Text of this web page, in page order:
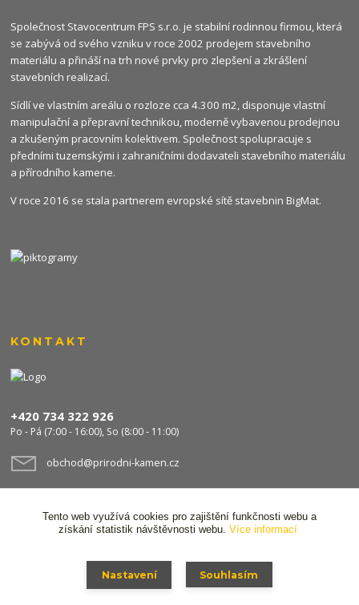
Společnost Stavocentrum FPS s.r.o. je stabilní rodinnou firmou, která
se zabývá od svého vzniku v roce 2002 prodejem stavebního
materiálu a přináší na trh nové prvky pro zlepšení a zkrášlení
stavebních realizací.
Sídlí ve vlastním areálu o rozloze cca 4.300 m2, disponuje vlastní
manipulační a přepravní technikou, moderně vybavenou prodejnou
a zkušeným pracovním kolektivem. Společnost spolupracuje s
předními tuzemskými i zahraničními dodavateli stavebního materiálu
a přírodního kamene.
V roce 2016 se stala partnerem evropské sítě stavebnin BigMat.
KONTAKT
+420 734 322 926
Po - Pá (7:00 - 16:00), So (8:00 - 11:00)
obchod@prirodni-kamen.cz
© 2024 Stavocentrum FPS s.r.o. Všechna práva vyhrazena,
Tento web využívá cookies pro zajištění funkčnosti webu a
získání statistik návštěvnosti webu. Více informací
Nastavení Souhlasím